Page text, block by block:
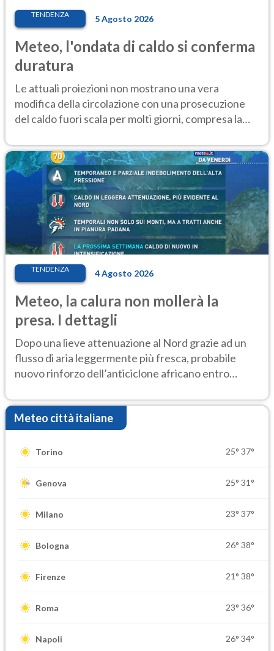
TENDENZA 5 Agosto 2026
Meteo, l'ondata di caldo si conferma
duratura
Le attuali proiezioni non mostrano una vera
modifica della circolazione con una prosecuzione
del caldo fuori scala per molti giorni, compresa la
TENDENZA 4 Agosto 2026
Meteo, la calura non mollerà la
presa. I dettagli
Dopo una lieve attenuazione al Nord grazie ad un
flusso di aria leggermente più fresca, probabile
nuovo rinforzo dell’anticiclone africano entro
Meteo città italiane
Torino 25° 37°
Genova 25° 31°
Milano 23° 37°
Bologna 26° 38°
Firenze 21° 38°
Roma 23° 36°
Napoli 26° 34°